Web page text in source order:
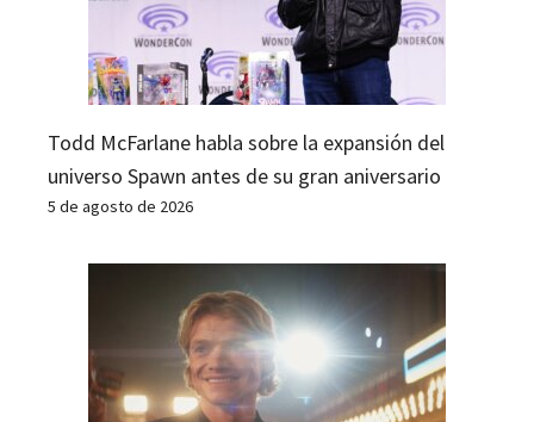
Todd McFarlane habla sobre la expansión del
universo Spawn antes de su gran aniversario
5 de agosto de 2026